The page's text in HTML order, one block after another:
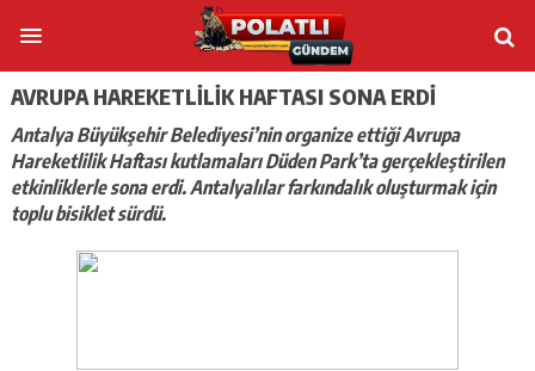
AVRUPA HAREKETLILIK HAFTASI SONA ERDI
Antalya Büyükşehir Belediyesi’nin organize ettiği Avrupa
Hareketlilik Haftası kutlamaları Düden Park’ta gerçekleştirilen
etkinliklerle sona erdi. Antalyalılar farkındalık oluşturmak için
toplu bisiklet sürdü.